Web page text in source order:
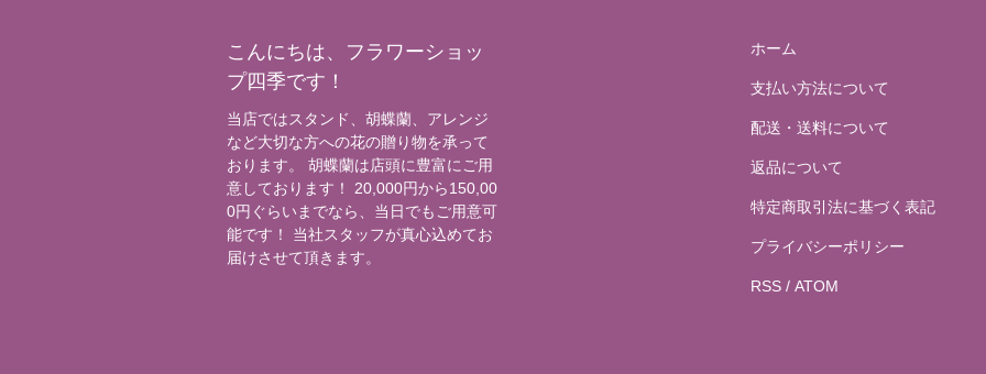
こんにちは、フラワーショッ
プ四季です！
当店ではスタンド、胡蝶蘭、アレンジ
など大切な方への花の贈り物を承って
おります。 胡蝶蘭は店頭に豊富にご用
意しております！ 20,000円から150,00
0円ぐらいまでなら、当日でもご用意可
能です！ 当社スタッフが真心込めてお
届けさせて頂きます。
ホーム
支払い方法について
配送・送料について
返品について
特定商取引法に基づく表記
プライバシーポリシー
RSS/ ATOM